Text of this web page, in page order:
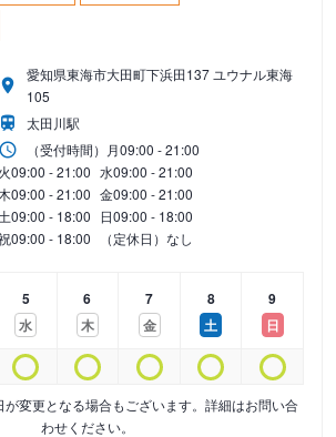
愛知県東海市大田町下浜田137 ユウナル東海
105
太田川駅
（受付時間） 月09:00 - 21:00
火09:00 - 21:00 水09:00 - 21:00
木09:00 - 21:00 金09:00 - 21:00
土09:00 - 18:00 日09:00 - 18:00
09:00 - 18:00 （定休日）なし
5
水
6
木
7
金
8
土
9
日
変更となる場合もございます。詳細はお問い合
わせください。